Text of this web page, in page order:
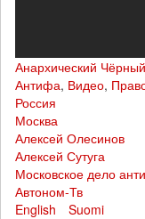
Анархический
Антифа, Видео,
Россия
Москва
Алексей Олесинов
Алексей Сутуга
Московское дело
Автоном-Тв
English
Suomi